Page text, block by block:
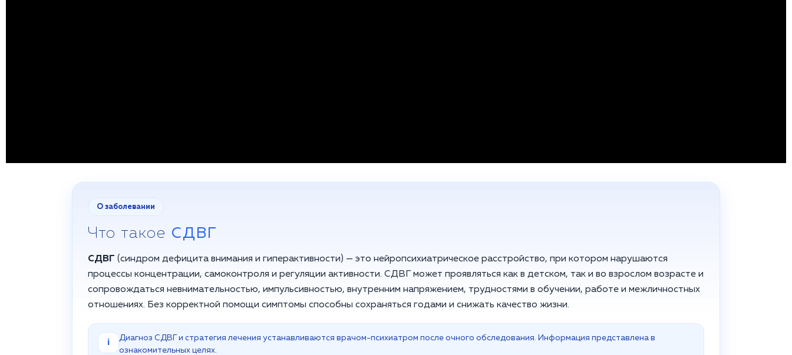
О заболевании
Что такое СДВГ
СДВГ (синдром дефицита внимания и гиперактивности) — это нейропсихиатрическое расстройство, при котором нарушаются
процессы концентрации, самоконтроля и регуляции активности. СДВГ может проявляться как в детском, так и во взрослом возрасте и
сопровождаться невнимательностью, импульсивностью, внутренним напряжением, трудностями в обучении, работе и межличностных
отношениях. Без корректной помощи симптомы способны сохраняться годами и снижать качество жизни.
i
Диагноз СДВГ и стратегия лечения устанавливаются врачом-психиатром после очного обследования. Информация представлена в
ознакомительных целях.